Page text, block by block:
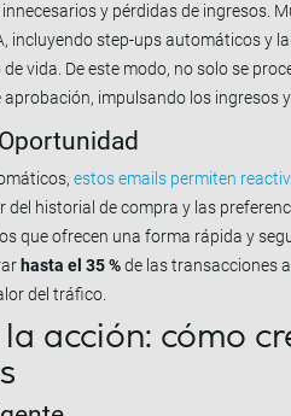
y pérdidas de ingresos.
incluyendo step-ups automáticos y
vida. De este modo, no solo se
impulsando los ingresos
estos emails permiten
del historial de compra y las
que ofrecen una forma rápida y
hasta el 35 %de las transacciones
del tráfico.
la acción: cómo